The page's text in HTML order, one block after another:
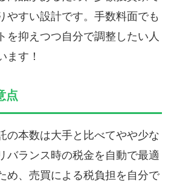
やすい設計です。手数料面でも
を抑えつつ自分で調整したい人
ます！
点
の本数は大手と比べてやや少な
バランス時の税金を自動で最適
め、売買による税負担を自分で